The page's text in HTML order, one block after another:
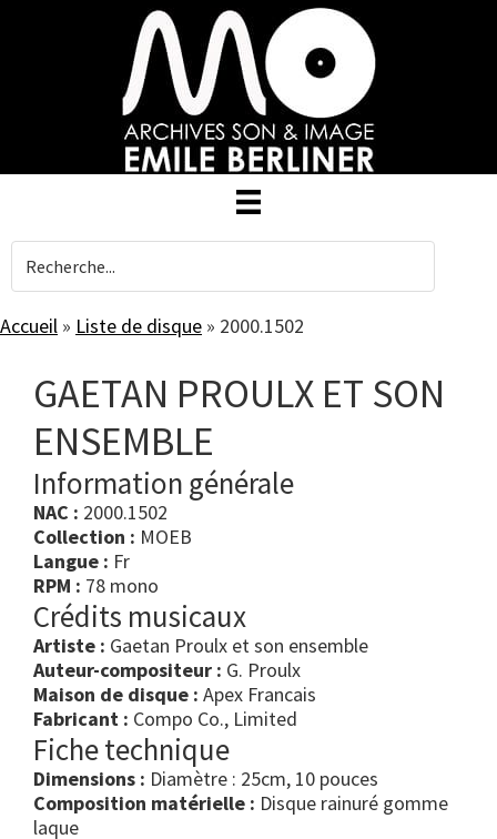
Accueil » Liste de disque » 2000.1502
GAETAN PROULX ET SON
ENSEMBLE
Information générale
NAC : 2000.1502
Collection : MOEB
Langue : Fr
RPM : 78 mono
Crédits musicaux
Artiste : Gaetan Proulx et son ensemble
Auteur-compositeur : G. Proulx
Maison de disque : Apex Francais
Fabricant : Compo Co., Limited
Fiche technique
Dimensions : Diamètre : 25cm, 10 pouces
Composition matérielle : Disque rainuré gomme
laque